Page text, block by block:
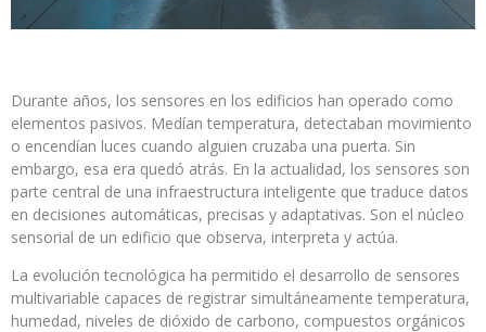
Durante años, los sensores en los edificios han operado como
elementos pasivos. Medían temperatura, detectaban movimiento
o encendían luces cuando alguien cruzaba una puerta. Sin
embargo, esa era quedó atrás. En la actualidad, los sensores son
parte central de una infraestructura inteligente que traduce datos
en decisiones automáticas, precisas y adaptativas. Son el núcleo
sensorial de un edificio que observa, interpreta y actúa.
La evolución tecnológica ha permitido el desarrollo de sensores
multivariable capaces de registrar simultáneamente temperatura,
humedad, niveles de dióxido de carbono, compuestos orgánicos